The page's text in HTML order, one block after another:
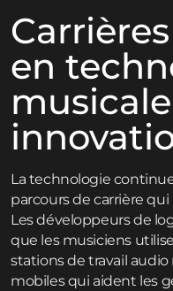
en
La technologie
parcours de carrière qui
Les développeurs de
que les musiciens
stations de travail
mobiles qui aident les